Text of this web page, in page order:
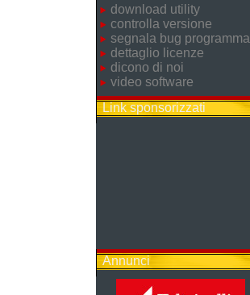
download utility
controlla versione
segnala bug programma
dettaglio licenze
dicono di noi
video software
Link sponsorizzati
Annunci